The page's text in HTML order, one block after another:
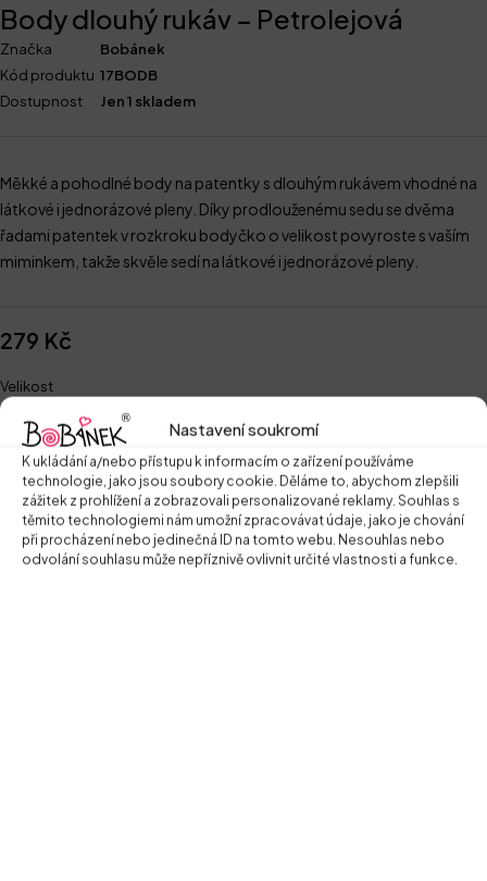
Nastavení soukromí
K ukládání a/nebo přístupu k informacím o zařízení používáme
technologie, jako jsou soubory cookie. Děláme to, abychom zlepšili
zážitek z prohlížení a zobrazovali personalizované reklamy. Souhlas s
těmito technologiemi nám umožní zpracovávat údaje, jako je chování
při procházení nebo jedinečná ID na tomto webu. Nesouhlas nebo
odvolání souhlasu může nepříznivě ovlivnit určité vlastnosti a funkce.
Body dlouhý rukáv – Petrolejová
Značka
Bobánek
Kód produktu 17BODB
Dostupnost
Jen 1 skladem
Měkké a pohodlné body na patentky s dlouhým rukávem vhodné na
látkové i jednorázové pleny. Díky prodlouženému sedu se dvěma
řadami patentek v rozkroku bodyčko o velikost povyroste s vaším
miminkem, takže skvěle sedí na látkové i jednorázové pleny.
279 Kč
Velikost
68 74
Přidat do košíku
Zeptat se na produkt